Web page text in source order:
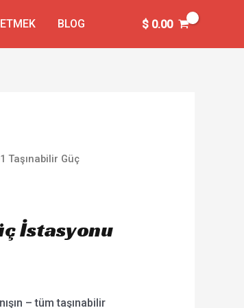
BLOG $0.00
Taşınabilir Güç
İstasyonu
– tüm taşınabilir